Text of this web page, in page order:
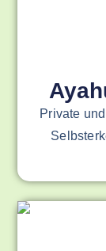
Private